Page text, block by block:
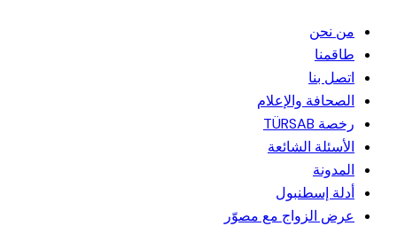
من نحن
طاقمنا
اتصل بنا
الصحافة والإعلام
رخصة TÜRSAB
الأسئلة الشائعة
المدونة
أدلة إسطنبول
عرض الزواج مع مصوّر